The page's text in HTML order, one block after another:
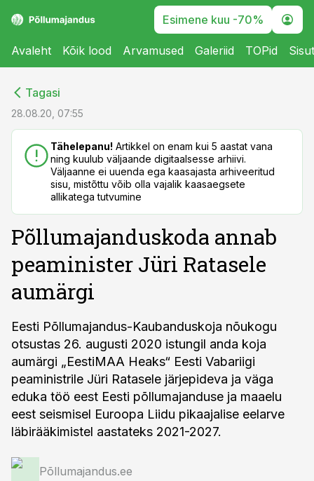
Esimene kuu -70%
Avaleht Kõik lood Arvamused Galeriid TOPid
Tagasi
28.08.20, 07:55
Tähelepanu! Artikkel on enam kui 5 aastat vana
ning kuulub väljaande digitaalsesse arhiivi.
Väljaanne ei uuenda ega kaasajasta arhiveeritud
sisu, mistõttu võib olla vajalik kaasaegsete
allikatega tutvumine
Põllumajanduskoda annab
peaminister Jüri Ratasele
aumärgi
Eesti Põllumajandus-Kaubanduskoja nõukogu
otsustas 26. augusti 2020 istungil anda koja
aumärgi „EestiMAA Heaks“ Eesti Vabariigi
peaministrile Jüri Ratasele järjepideva ja väga
eduka töö eest Eesti põllumajanduse ja maaelu
eest seismisel Euroopa Liidu pikaajalise eelarve
läbirääkimistel aastateks 2021-2027.
Põllumajandus.ee